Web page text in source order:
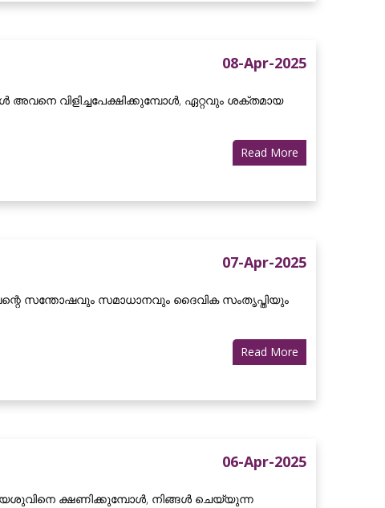
08-Apr-2025
വിളിച്ചപേക്ഷിക്കുമ്പോൾ, ഏറ്റവും ശക്തമായ
Read More
07-Apr-2025
സന്തോഷവും സമാധാനവും ദൈവിക സംതൃപ്തിയും
Read More
06-Apr-2025
യേശുവിനെ ക്ഷണിക്കുമ്പോൾ, നിങ്ങൾ ചെയ്യുന്ന